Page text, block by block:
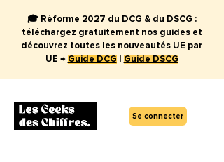
Se connecter
🎓 Réforme 2027 du DCG & du DSCG :
téléchargez gratuitement nos guides et
découvrez toutes les nouveautés UE par
UE → Guide DCG Guide DSCG